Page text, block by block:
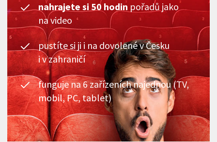
nahrajete si 50 hodin pořadů jako
na video
pustíte si ji i na dovolené v Česku
i v zahraničí
funguje na 6 zařízeních najednou (TV,
mobil, PC, tablet)